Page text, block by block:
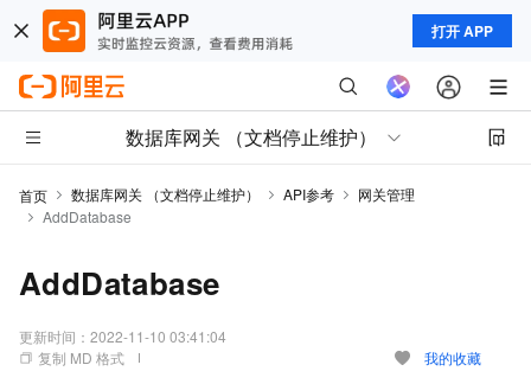
打开 APP
数据库网关 （文档停止维护）
首页 数据库网关 （文档停止维护） API参考
网关管理
AddDatabase
AddDatabase
更新时间： 2022-11-10 03:41:04
复制 MD 格式
我的收藏